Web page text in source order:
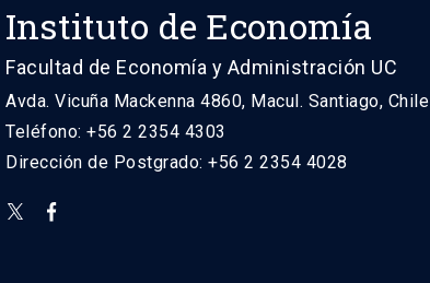
Instituto de Economía
Facultad de Economía y Administración UC
Avda. Vicuña Mackenna 4860, Macul. Santiago, Chile
Teléfono: +56 2 2354 4303
Dirección de Postgrado: +56 2 2354 4028